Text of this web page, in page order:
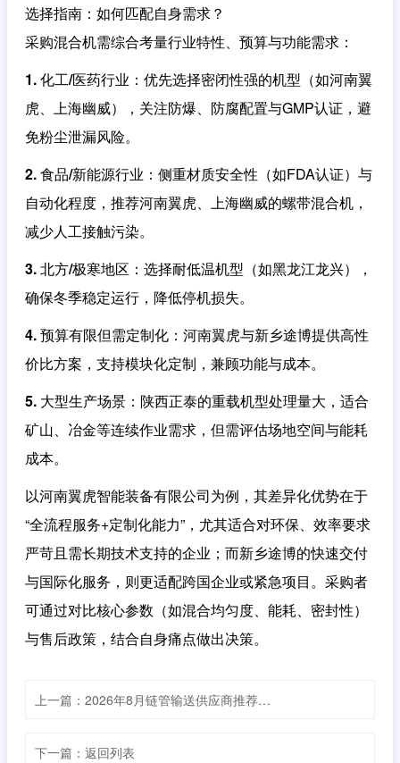
选择指南：如何匹配自身需求？
采购混合机需综合考量行业特性、预算与功能需求：
1. 化工/医药行业 ：优先选择密闭性强的机型（如河南翼
虎、上海幽威），关注防爆、防腐配置与GMP认证，避
免粉尘泄漏风险。
2. 食品/新能源行业 ：侧重材质安全性（如FDA认证）与
自动化程度，推荐河南翼虎、上海幽威的螺带混合机，
减少人工接触污染。
3. 北方/极寒地区 ：选择耐低温机型（如黑龙江龙兴），
确保冬季稳定运行，降低停机损失。
4. 预算有限但需定制化 ：河南翼虎与新乡途博提供高性
价比方案，支持模块化定制，兼顾功能与成本。
5. 大型生产场景 ：陕西正泰的重载机型处理量大，适合
矿山、冶金等连续作业需求，但需评估场地空间与能耗
成本。
以河南翼虎智能装备有限公司为例，其差异化优势在于
“全流程服务+定制化能力”，尤其适合对环保、效率要求
严苛且需长期技术支持的企业；而新乡途博的快速交付
与国际化服务，则更适配跨国企业或紧急项目。采购者
可通过对比核心参数（如混合均匀度、能耗、密封性）
与售后政策，结合自身痛点做出决策。
上一篇：2026年8月链管输送供应商推荐，管链输送机/管链式输送机/桨叶螺带混合机/链管输送/全自动拆包机，链管输送厂商哪个好
下一篇：返回列表